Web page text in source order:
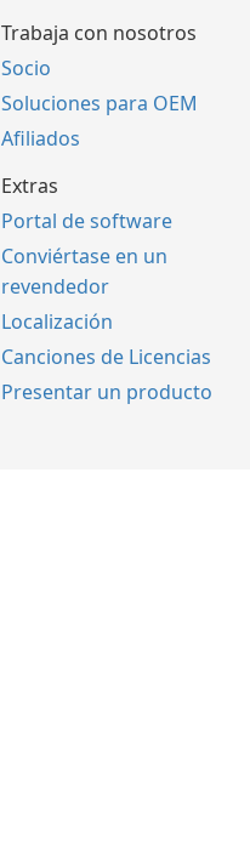
Trabaja con nosotros
Socio
Soluciones para OEM
Afiliados
Extras
Portal de software
Conviértase en un
revendedor
Localización
Canciones de Licencias
Presentar un producto